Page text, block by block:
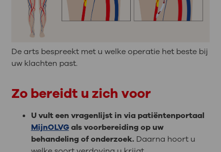
De arts bespreekt met u welke operatie het beste bij
uw klachten past.
Zo bereidt u zich voor
U vult een vragenlijst in via patiëntenportaal
MijnOLVGals voorbereiding op uw
behandeling of onderzoek.Daarna hoort u